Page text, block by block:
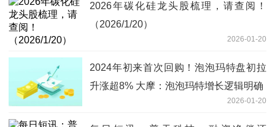
2026年碳化硅龙头股梳理，请查阅！
（2026/1/20）
2026-01-20
2024年初来首次回购！泡泡玛特盘初拉
升涨超8% 大摩：泡泡玛特增长逻辑明确
2026-01-20